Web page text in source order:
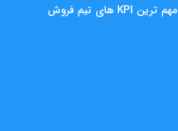
مهم ‌ترین KPI های تیم فروش